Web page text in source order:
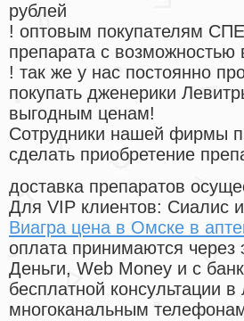
рублей
! оптовым покупателям
препарата с возможностью
! так же у нас постоянно
покупать дженерики
выгодным ценам!
Cотрудники нашей фирмы
сделать приобретение
доставка препаратов
Для VIP клиентов: Сиалис
Виагра цена в Омске в
оплата принимаются
Деньги, Web Money и с
бесплатной консультации
многоканальным